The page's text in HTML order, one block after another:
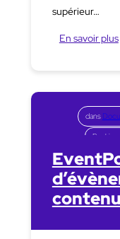
supérieur…
En savoir plus
dans
Booking